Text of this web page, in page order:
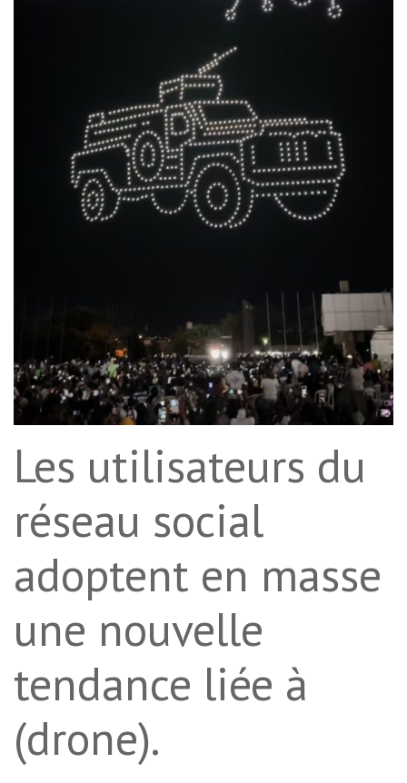
Les utilisateurs du
réseau social
adoptent en masse
une nouvelle
tendance liée à
(drone).